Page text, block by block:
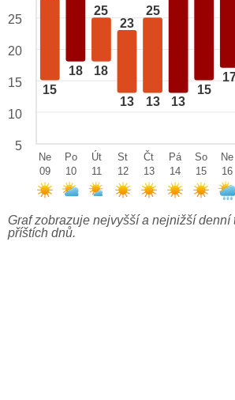
15
18
25
18
23
13
25
13 13
15
25
20
15
10
5
Ne
09
Po
10
Út
11
St
12
Čt
13
Pá
14
So
15
Ne
16
Graf zobrazuje nejvyšší a nejnižší denní
příštích dnů.